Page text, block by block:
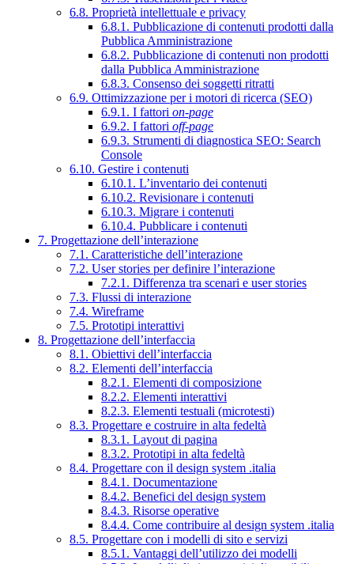
6.8. Proprietà intellettuale e privacy
6.8.1. Pubblicazione di contenuti prodotti dalla
Pubblica Amministrazione
6.8.2. Pubblicazione di contenuti non prodotti
dalla Pubblica Amministrazione
6.8.3. Consenso dei soggetti ritratti
6.9. Ottimizzazione per i motori di ricerca (SEO)
6.9.1. I fattori on-page
6.9.2. I fattori off-page
6.9.3. Strumenti di diagnostica SEO: Search
Console
6.10. Gestire i contenuti
6.10.1. L’inventario dei contenuti
6.10.2. Revisionare i contenuti
6.10.3. Migrare i contenuti
6.10.4. Pubblicare i contenuti
7. Progettazione dell’interazione
7.1. Caratteristiche dell’interazione
7.2. User stories per definire l’interazione
7.2.1. Differenza tra scenari e user stories
7.3. Flussi di interazione
7.4. Wireframe
7.5. Prototipi interattivi
8. Progettazione dell’interfaccia
8.1. Obiettivi dell’interfaccia
8.2. Elementi dell’interfaccia
8.2.1. Elementi di composizione
8.2.2. Elementi interattivi
8.2.3. Elementi testuali (microtesti)
8.3. Progettare e costruire in alta fedeltà
8.3.1. Layout di pagina
8.3.2. Prototipi in alta fedeltà
8.4. Progettare con il design system .italia
8.4.1. Documentazione
8.4.2. Benefici del design system
8.4.3. Risorse operative
8.4.4. Come contribuire al design system .italia
8.5. Progettare con i modelli di sito e servizi
8.5.1. Vantaggi dell’utilizzo dei modelli